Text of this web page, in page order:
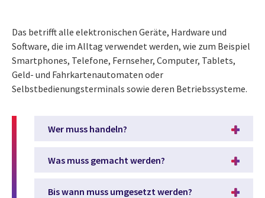
Das betrifft alle elektronischen Geräte, Hardware und
Software, die im Alltag verwendet werden, wie zum Beispiel
Smartphones, Telefone, Fernseher, Computer, Tablets,
Geld- und Fahrkartenautomaten oder
Selbstbedienungsterminals sowie deren Betriebssysteme.
Wer muss handeln?
Was muss gemacht werden?
Bis wann muss umgesetzt werden?